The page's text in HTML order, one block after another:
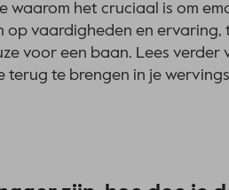
waarom het cruciaal is om
op vaardigheden en
voor een baan. Lees
terug te brengen in je